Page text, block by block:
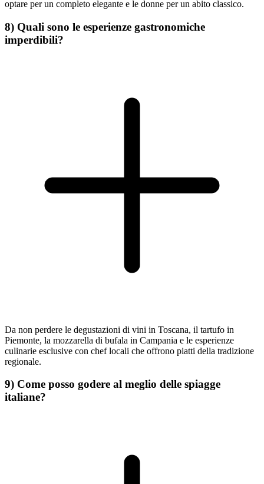
optare per un completo elegante e le donne per un abito classico.
8) Quali sono le esperienze gastronomiche
imperdibili?
Da non perdere le degustazioni di vini in Toscana, il tartufo in
Piemonte, la mozzarella di bufala in Campania e le esperienze
culinarie esclusive con chef locali che offrono piatti della tradizione
regionale.
9) Come posso godere al meglio delle spiagge
italiane?